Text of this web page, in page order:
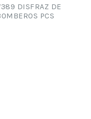
DISFRAZ DE
PCS